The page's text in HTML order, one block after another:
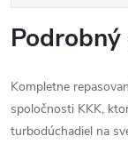
Kompletne
spoločnosti KKK,
turbodúchadiel na